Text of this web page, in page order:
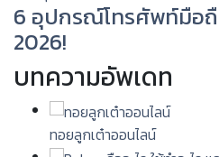
6 อุปกรณ์โทรศัพท์มือถื
2026!
บทความอัพเดท
ทอยลูกเต๋าออนไลน์